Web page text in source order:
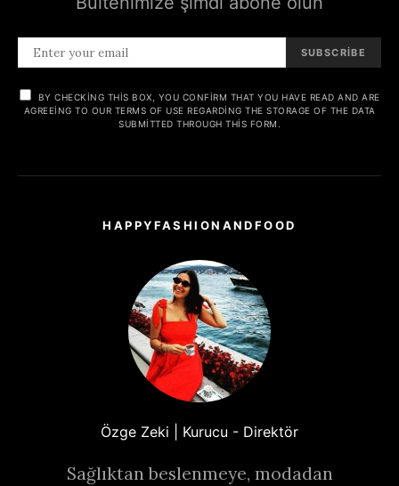
SUBSCRIBE
BY CHECKING THIS BOX, YOU CONFIRM THAT YOU HAVE READ AND ARE
AGREEING TO OUR TERMS OF USE REGARDING THE STORAGE OF THE DATA
SUBMITTED THROUGH THIS FORM.
HAPPYFASHIONANDFOOD
Özge Zeki | Kurucu - Direktör
Sağlıktan beslenmeye, modadan